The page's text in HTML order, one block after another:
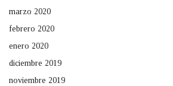
marzo 2020
febrero 2020
enero 2020
diciembre 2019
noviembre 2019